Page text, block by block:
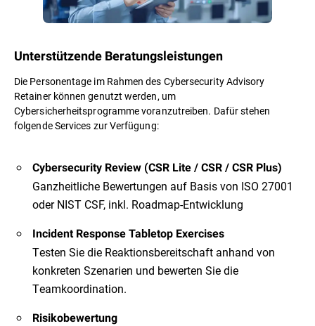
Unterstützende Beratungsleistungen
Die Personentage im Rahmen des Cybersecurity Advisory
Retainer können genutzt werden, um
Cybersicherheitsprogramme voranzutreiben. Dafür stehen
folgende Services zur Verfügung:
Cybersecurity Review (CSR Lite / CSR / CSR Plus)
Ganzheitliche Bewertungen auf Basis von ISO 27001
oder NIST CSF, inkl. Roadmap-Entwicklung
Incident Response Tabletop Exercises
Testen Sie die Reaktionsbereitschaft anhand von
konkreten Szenarien und bewerten Sie die
Teamkoordination.
Risikobewertung